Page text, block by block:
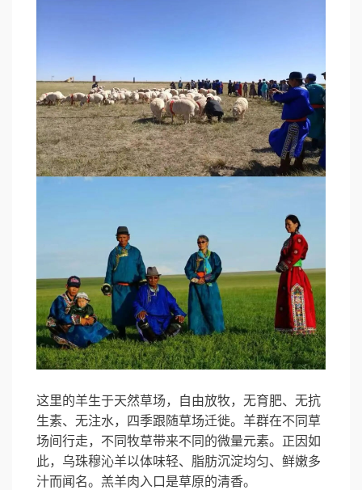
这里的羊生于天然草场，自由放牧，无育肥、无抗
生素、无注水，四季跟随草场迁徙。羊群在不同草
场间行走，不同牧草带来不同的微量元素。正因如
此，乌珠穆沁羊以体味轻、脂肪沉淀均匀、鲜嫩多
汁而闻名。羔羊肉入口是草原的清香。